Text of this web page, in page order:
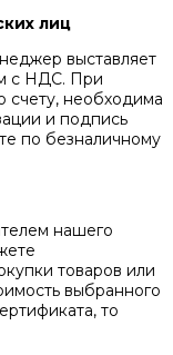
лиц
выставляет
с НДС. При
счету, необходима
и подпись
по безналичному
нашего
товаров или
выбранного
то